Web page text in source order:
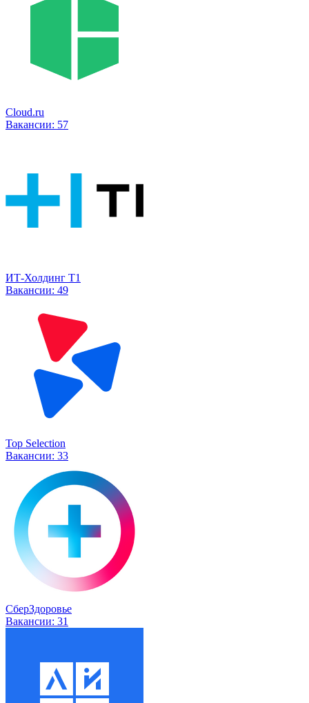
Cloud.ru
Вакансии: 57
ИТ-Холдинг Т1
Вакансии: 49
Top Selection
Вакансии: 33
СберЗдоровье
Вакансии: 31